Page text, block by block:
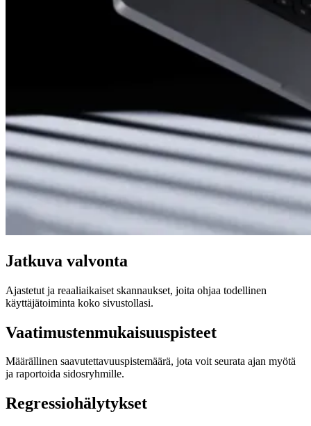
Jatkuva valvonta
Ajastetut ja reaaliaikaiset skannaukset, joita ohjaa todellinen
käyttäjätoiminta koko sivustollasi.
Vaatimustenmukaisuuspisteet
Määrällinen saavutettavuuspistemäärä, jota voit seurata ajan myötä
ja raportoida sidosryhmille.
Regressiohälytykset